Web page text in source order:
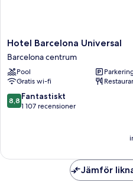
Hotel
Barcelona
Universal
Barcelona
centrum
Hotel Barcelona Universal
Barcelona centrum
Pool
Gratis wi-fi
8.8
av
8,8 Fantastiskt
1 107 recensioner
Jämför